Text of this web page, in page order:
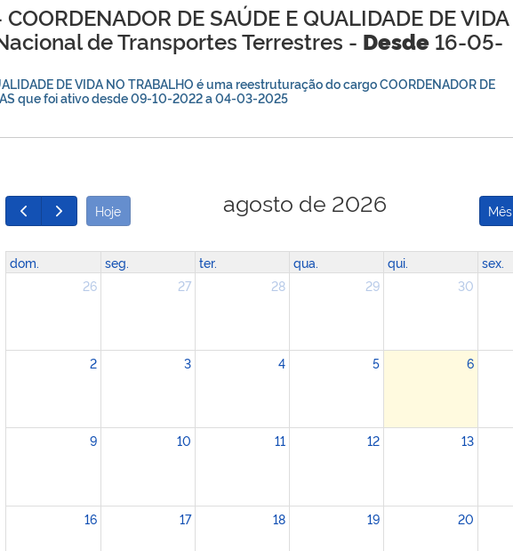
COORDENADOR DE SAÚDE E QUALIDADE DE VIDA
de Transportes Terrestres - Desde 16-05-
DE VIDA NO TRABALHO é uma reestruturação do cargo COORDENADOR DE
que foi ativo desde09-10-2022a 04-03-2025
Hoje agosto de 2026 Mês
dom. seg. ter. qua. qui. sex.
26
27 28 29 30
2 3 4 5 6
9 10 11 12 13
16 17 18 19 20